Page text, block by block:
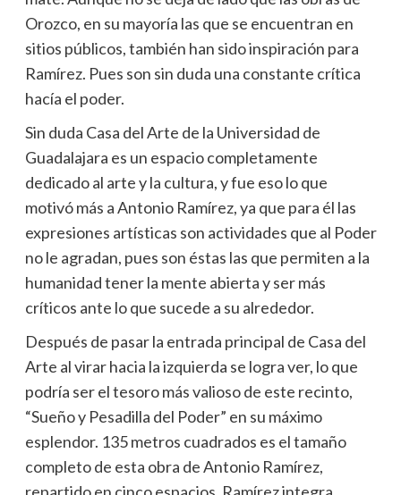
Orozco, en su mayoría las que se encuentran en
sitios públicos, también han sido inspiración para
Ramírez. Pues son sin duda una constante crítica
hacía el poder.
Sin duda Casa del Arte de la Universidad de
Guadalajara es un espacio completamente
dedicado al arte y la cultura, y fue eso lo que
motivó más a Antonio Ramírez, ya que para él las
expresiones artísticas son actividades que al Poder
no le agradan, pues son éstas las que permiten a la
humanidad tener la mente abierta y ser más
críticos ante lo que sucede a su alrededor.
Después de pasar la entrada principal de Casa del
Arte al virar hacia la izquierda se logra ver, lo que
podría ser el tesoro más valioso de este recinto,
“Sueño y Pesadilla del Poder” en su máximo
esplendor. 135 metros cuadrados es el tamaño
completo de esta obra de Antonio Ramírez,